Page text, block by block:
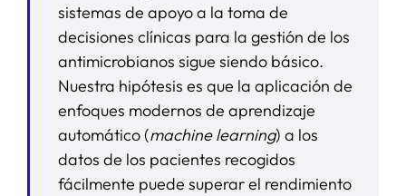
sistemas de apoyo a la toma de
decisiones clínicas para la gestión de los
antimicrobianos sigue siendo básico.
Nuestra hipótesis es que la aplicación de
enfoques modernos de aprendizaje
automático (machine learning) a los
datos de los pacientes recogidos
fácilmente puede superar el rendimiento